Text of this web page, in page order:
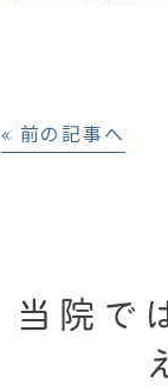
« 前の記事へ
当院で